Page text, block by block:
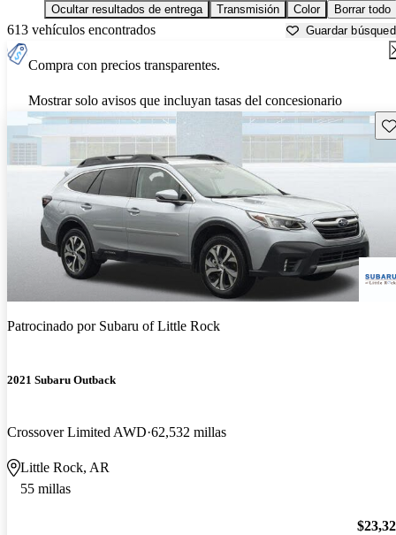
Ocultar resultados de entrega
Transmisión Color Borrar todo
613 vehículos encontrados Guardar
Compra con precios transparentes.
Mostrar solo avisos que incluyan tasas del concesionario
Patrocinado por Subaru of Little Rock
2021 Subaru Outback
Crossover Limited AWD 62,532 millas
Little Rock, AR
55 millas